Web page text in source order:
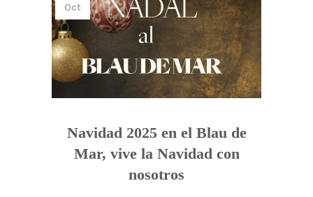
Oct
Navidad 2025 en el Blau de
Mar, vive la Navidad con
nosotros